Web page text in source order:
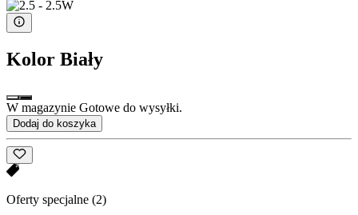
Kolor Biały
W magazynie Gotowe do wysyłki.
Dodaj do koszyka
Oferty specjalne (2)